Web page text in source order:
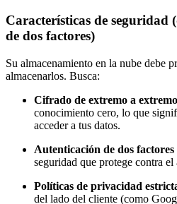
Características de seguridad
de dos factores)
Su almacenamiento en la nube debe
almacenarlos. Busca:
Cifrado de extremo a extremo
conocimiento cero, lo que
acceder a tus datos.
Autenticación de dos
seguridad que protege contra
Políticas de privacidad
del lado del cliente (como